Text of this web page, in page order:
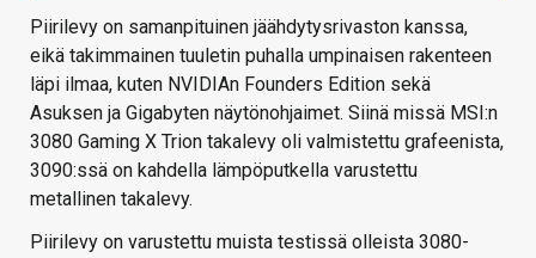
Piirilevy on samanpituinen jäähdytysrivaston kanssa,
eikä takimmainen tuuletin puhalla umpinaisen rakenteen
läpi ilmaa, kuten NVIDIAn Founders Edition sekä
Asuksen ja Gigabyten näytönohjaimet. Siinä missä MSI:n
3080 Gaming X Trion takalevy oli valmistettu grafeenista,
3090:ssä on kahdella lämpöputkella varustettu
metallinen takalevy.
Piirilevy on varustettu muista testissä olleista 3080-